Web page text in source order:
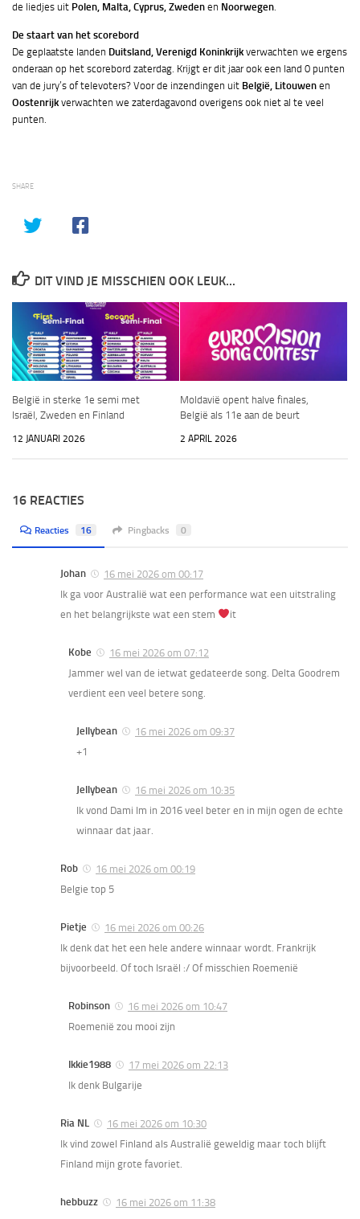
de liedjes uit Polen, Malta, Cyprus, Zweden en Noorwegen.
De staart van het scorebord
De geplaatste landen Duitsland, Verenigd Koninkrijk verwachten we ergens
onderaan op het scorebord zaterdag. Krijgt er dit jaar ook een land 0 punten
van de jury’s of televoters? Voor de inzendingen uit België, Litouwen en
Oostenrijk verwachten we zaterdagavond overigens ook niet al te veel
punten.
SHARE
DIT VIND JE MISSCHIEN OOK LEUK...
België in sterke 1e semi met
Israël, Zweden en Finland
12 JANUARI 2026
Moldavië opent halve finales,
België als 11e aan de beurt
2 APRIL 2026
16 REACTIES
Reacties 16 Pingbacks 0
Johan
16 mei 2026 om 00:17
Ik ga voor Australië wat een performance wat een uitstraling
en het belangrijkste wat een stem
it
Kobe
16 mei 2026 om 07:12
Jammer wel van de ietwat gedateerde song. Delta Goodrem
verdient een veel betere song.
Jellybean
16 mei 2026 om 09:37
+1
Jellybean
16 mei 2026 om 10:35
Ik vond Dami Im in 2016 veel beter en in mijn ogen de echte
winnaar dat jaar.
Rob
16 mei 2026 om 00:19
Belgie top 5
Pietje
16 mei 2026 om 00:26
Ik denk dat het een hele andere winnaar wordt. Frankrijk
bijvoorbeeld. Of toch Israël :/ Of misschien Roemenië
Robinson
16 mei 2026 om 10:47
Roemenië zou mooi zijn
Ikkie1988
17 mei 2026 om 22:13
Ik denk Bulgarije
Ria NL
16 mei 2026 om 10:30
Ik vind zowel Finland als Australië geweldig maar toch blijft
Finland mijn grote favoriet.
hebbuzz
16 mei 2026 om 11:38